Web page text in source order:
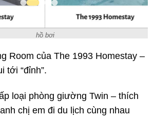
hồ bơi
Room của The 1993 Homestay –
tới “đỉnh”.
loại phòng giường Twin – thích
chị em đi du lịch cùng nhau